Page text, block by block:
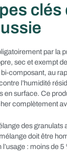
clés
par la
sec et exempt
composant, au
l’humidité
en surface. Ce
complètement
des granulats
doit être
l’usage : moins de